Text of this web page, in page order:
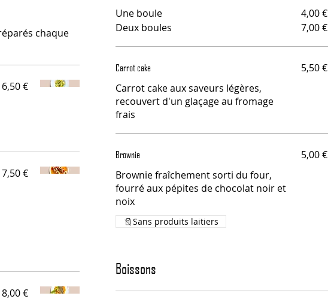
chaque
6,50 €
7,50 €
8,00 €
Une boule
4,00 €
Deux boules
7,00 €
Carrot cake
Carrot cake aux saveurs légères,
recouvert d'un glaçage au fromage
frais
5,50 €
Brownie
Brownie fraîchement sorti du four,
fourré aux pépites de chocolat noir et
noix
5,00 €
Sans produits laitiers
Boissons